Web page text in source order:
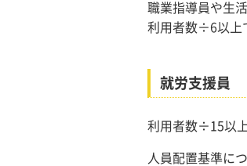
職業指導員や生
利用者数÷6以上
就労支援員
利用者数÷15以
人員配置基準につ